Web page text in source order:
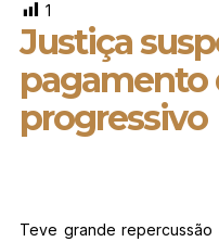
1
Justiça
pagamento
progressivo
Teve grande